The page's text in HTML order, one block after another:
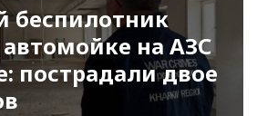
беспилотник
на АЗС
пострадали двое